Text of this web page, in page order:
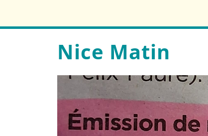
Nice Matin